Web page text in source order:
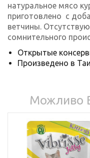
натуральное мясо
приготовлено с
ветчины.
сомнительного
Открытые
Произведено в
Можливо